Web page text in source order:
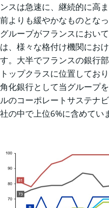
ンスは急速に、継続的に高
前よりも緩やかなものとな
グループがフランスにおい
は、様々な格付け機関にお
す。大半でフランスの銀行
トップクラスに位置してお
角化銀行として当グループ
ルのコーポレートサステナ
社の中で上位6%に含めてい